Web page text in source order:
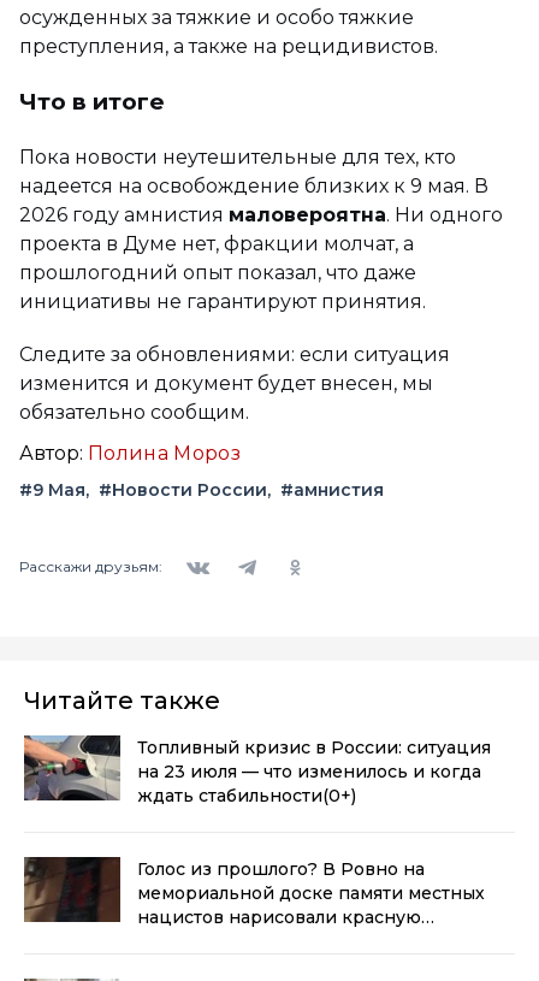
осужденных за тяжкие и особо тяжкие
преступления, а также на рецидивистов.
Что в итоге
Пока новости неутешительные для тех, кто
надеется на освобождение близких к 9 мая. В
2026 году амнистия маловероятна. Ни одного
проекта в Думе нет, фракции молчат, а
прошлогодний опыт показал, что даже
инициативы не гарантируют принятия.
Следите за обновлениями: если ситуация
изменится и документ будет внесен, мы
обязательно сообщим.
Автор: Полина Мороз
#9 Мая #Новости России #амнистия
Расскажи друзьям:
Читайте также
Топливный кризис в России: ситуация
на 23 июля — что изменилось и когда
ждать стабильности(0+)
Голос из прошлого? В Ровно на
мемориальной доске памяти местных
нацистов нарисовали красную